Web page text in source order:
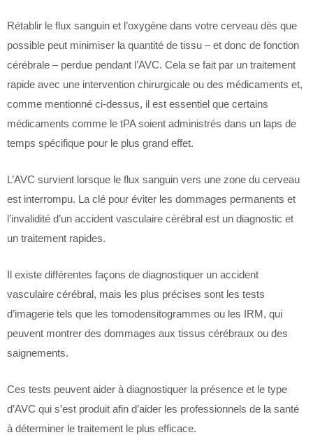
Rétablir le flux sanguin et l’oxygène dans votre cerveau dès que
possible peut minimiser la quantité de tissu – et donc de fonction
cérébrale – perdue pendant l’AVC. Cela se fait par un traitement
rapide avec une intervention chirurgicale ou des médicaments et,
comme mentionné ci-dessus, il est essentiel que certains
médicaments comme le tPA soient administrés dans un laps de
temps spécifique pour le plus grand effet.
L’AVC survient lorsque le flux sanguin vers une zone du cerveau
est interrompu. La clé pour éviter les dommages permanents et
l’invalidité d’un accident vasculaire cérébral est un diagnostic et
un traitement rapides.
Il existe différentes façons de diagnostiquer un accident
vasculaire cérébral, mais les plus précises sont les tests
d’imagerie tels que les tomodensitogrammes ou les IRM, qui
peuvent montrer des dommages aux tissus cérébraux ou des
saignements.
Ces tests peuvent aider à diagnostiquer la présence et le type
d’AVC qui s’est produit afin d’aider les professionnels de la santé
à déterminer le traitement le plus efficace.